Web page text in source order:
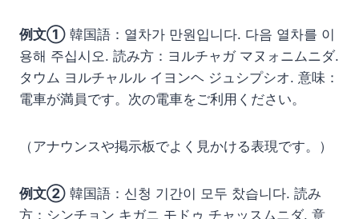
例文① 韓国語：열차가 만원입니다. 다음 열차를 이
용해 주십시오. 読み方：ヨルチャガ マヌォニムニダ.
タウム ヨルチャルル イヨンヘ ジュシプシオ. 意味：
電車が満員です。次の電車をご利用ください。
（アナウンスや掲示板でよく見かける表現です。）
例文② 韓国語：신청 기간이 모두 찼습니다. 読み
方：シンチョン キガニ モドゥ チャッスムニダ. 意